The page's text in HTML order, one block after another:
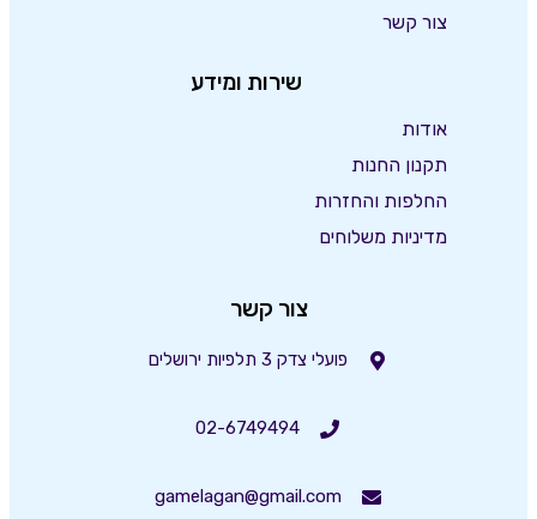
צור קשר
שירות ומידע
אודות
תקנון החנות
החלפות והחזרות
מדיניות משלוחים
צור קשר
פועלי צדק 3 תלפיות ירושלים
02-6749494
gamelagan@gmail.com